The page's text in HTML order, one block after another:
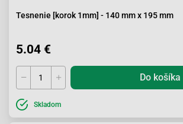
Tesnenie [korok 1mm] - 140 mm x 195 mm
5.04 €
Do košíka
Skladom